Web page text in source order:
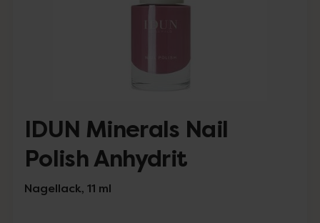
IDUN Minerals Nail
Polish Anhydrit
Nagellack, 11 ml